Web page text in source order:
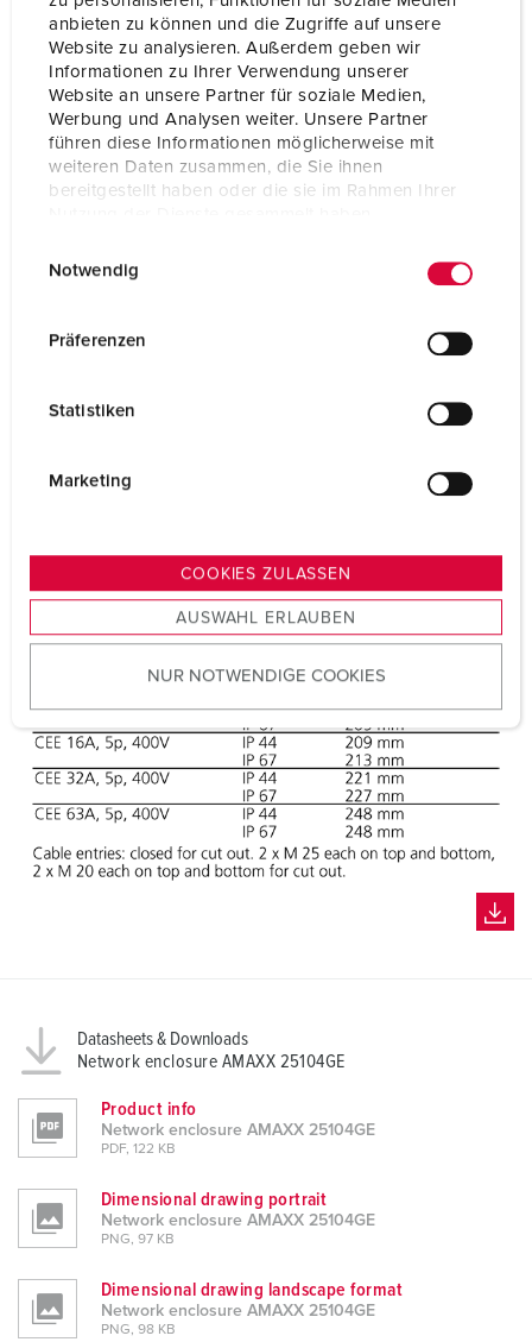
anbieten zu können und die Zugriffe auf unsere
Website zu analysieren. Außerdem geben wir
Informationen zu Ihrer Verwendung unserer
Website an unsere Partner für soziale Medien,
Werbung und Analysen weiter. Unsere Partner
führen diese Informationen möglicherweise mit
weiteren Daten zusammen, die Sie ihnen
bereitgestellt haben oder die sie im Rahmen Ihrer
s
u
w
a
h
Notwendig
Präferenzen
Statistiken
Marketing
COOKIES ZULASSEN
AUSWAHL ERLAUBEN
NUR NOTWENDIGE COOKIES
Enclosure material Plastic
Weight 1206 g
Height 130 mm
Width 225 mm
Datasheets & Downloads
Network enclosure AMAXX 25104GE
Product info
Network enclosure AMAXX 25104GE
PDF, 122 KB
Dimensional drawing portrait
Network enclosure AMAXX 25104GE
PNG, 97 KB
Dimensional drawing landscape format
Network enclosure AMAXX 25104GE
PNG, 98 KB